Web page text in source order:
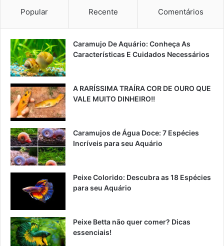
Popular Recente Comentários
Caramujo De Aquário: Conheça As
Características E Cuidados Necessários
A RARÍSSIMA TRAÍRA COR DE OURO QUE
VALE MUITO DINHEIRO!!
Caramujos de Água Doce: 7 Espécies
Incríveis para seu Aquário
Peixe Colorido: Descubra as 18 Espécies
para seu Aquário
Peixe Betta não quer comer? Dicas
essenciais!